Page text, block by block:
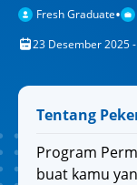
Fresh Graduate•
23 Desember 2025
Tentang
Program
buat kamu